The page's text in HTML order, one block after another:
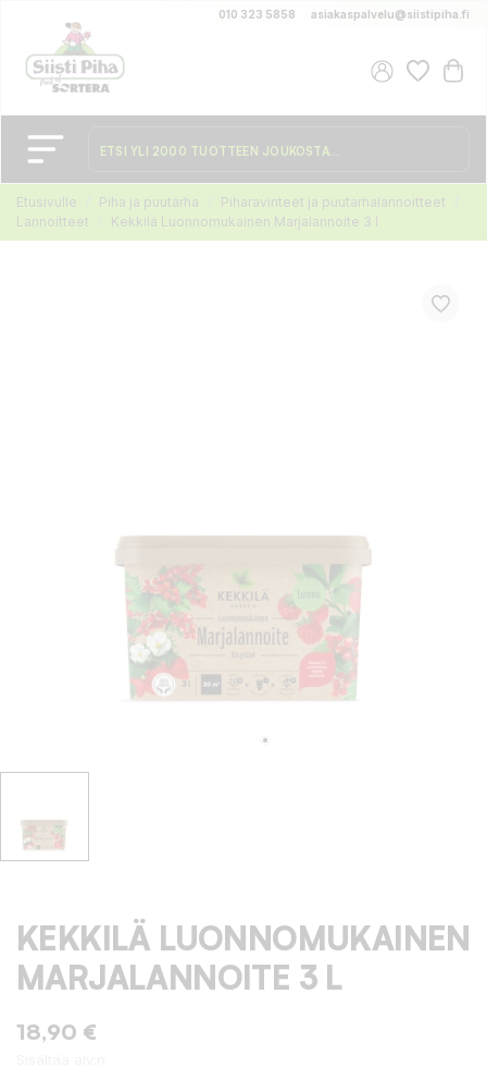
010 323 5858 asiakaspalvelu@siistipiha.fi
Etusivulle Piha ja puutarha
Piharavinteet ja puutarhalannoitteet
Lannoitteet
Kekkilä Luonnomukainen Marjalannoite 3 l
KEKKILÄ LUONNOMUKAINEN
MARJALANNOITE 3 L
18,90 €